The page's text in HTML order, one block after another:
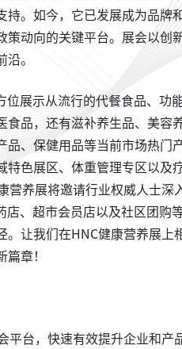
持。如今，它已发展成为品牌
策动向的关键平台。展会以创
。
展示从流行的代餐食品、功
品，还有滋补养生品、美容
品、保健用品等当前市场热门
特色展区、体重管理专区以及
营养展将邀请行业权威人士深
、超市会员店以及社区团购
让我们在HNC健康营养展上
章！
平台，快速有效提升企业和产